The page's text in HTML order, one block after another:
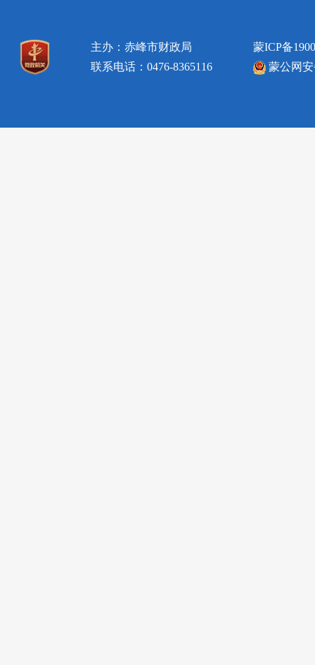
主办：赤峰市财政局
联系电话：0476-8365116
蒙ICP备
蒙公网安